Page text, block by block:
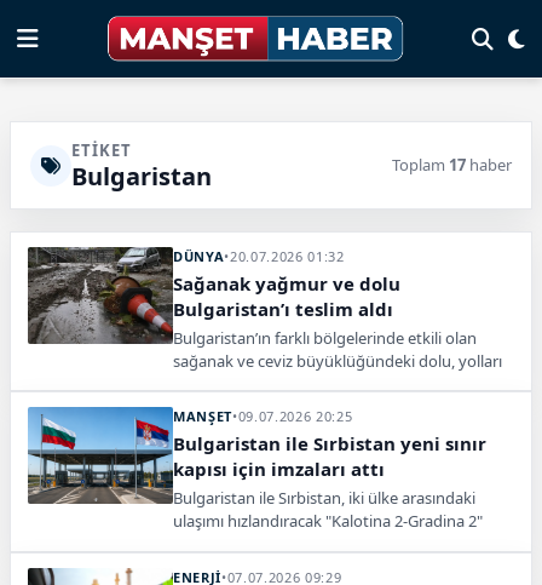
ETIKET
Bulgaristan Toplam 17 haber
DÜNYA•20.07.2026 01:32
Sağanak yağmur ve dolu
Bulgaristan’ı teslim aldı
Bulgaristan’ın farklı bölgelerinde etkili olan
sağanak ve ceviz büyüklüğündeki dolu, yolları
MANŞET•09.07.2026 20:25
Bulgaristan ile Sırbistan yeni sınır
kapısı için imzaları attı
Bulgaristan ile Sırbistan, iki ülke arasındaki
ulaşımı hızlandıracak "Kalotina 2-Gradina 2"
imzaladı. Yeni kapının yolcu ve araç trafiğini
ENERJİ•07.07.2026 09:29